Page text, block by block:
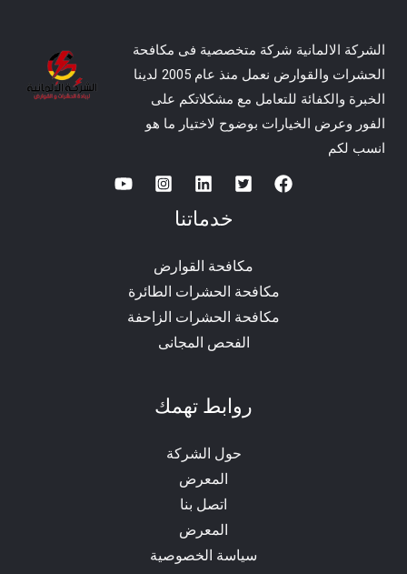
الشركة الالمانية شركة متخصصية فى مكافحة
الحشرات والقوارض نعمل منذ عام 2005 لدينا
الخبرة والكفائة للتعامل مع مشكلاتكم على
الفور وعرض الخيارات بوضوح لاختيار ما هو
انسب لكم
خدماتنا
مكافحة القوارض
مكافحة الحشرات الطائرة
مكافحة الحشرات الزاحفة
الفحص المجانى
روابط تهمك
حول الشركة
المعرض
اتصل بنا
المعرض
سياسة الخصوصية